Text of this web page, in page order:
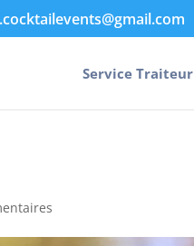
Service Traiteur